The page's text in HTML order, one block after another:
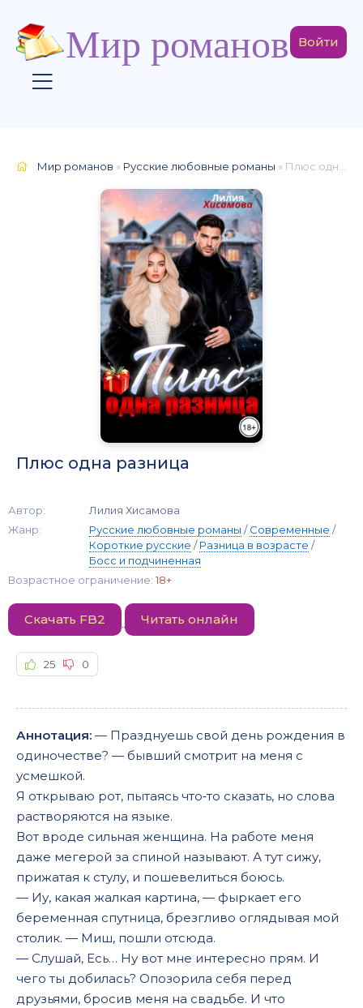
Мир романов Войти
Мир романов » Русские любовные романы » Плюс одна разница
Плюс одна разница
Автор:
Лилия Хисамова
Жанр:
Русские любовные романы /Современные /
Короткие русские /Разница в возрасте /
Босс и подчиненная
Возрастное ограничение: 18+
Скачать FB2 Читать онлайн
25 0
Аннотация: — Празднуешь свой день рождения в
одиночестве? — бывший смотрит на меня с
усмешкой.
Я открываю рот, пытаясь что‑то сказать, но слова
растворяются на языке.
Вот вроде сильная женщина. На работе меня
даже мегерой за спиной называют. А тут сижу,
прижатая к стулу, и пошевелиться боюсь.
— Иу, какая жалкая картина, — фыркает его
беременная спутница, брезгливо оглядывая мой
столик. — Миш, пошли отсюда.
— Слушай, Есь… Ну вот мне интересно прям. И
чего ты добилась? Опозорила себя перед
друзьями, бросив меня на свадьбе. И что